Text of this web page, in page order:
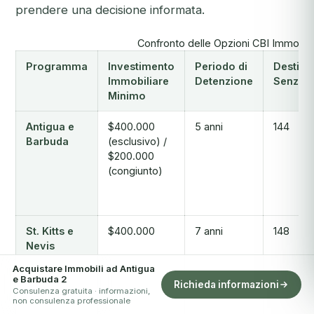
prendere una decisione informata.
Confronto delle Opzioni CBI
Programma
Investimento
Immobiliare
Minimo
Periodo di
Detenzione
Senza
Antigua e
Barbuda
$400.000
(esclusivo) /
$200.000
(congiunto)
5 anni 144
St. Kitts e
Nevis
$400.000 7 anni 148
Acquistare Immobili ad Antigua
e Barbuda 2
Consulenza gratuita · informazioni,
non consulenza professionale
Richieda informazioni